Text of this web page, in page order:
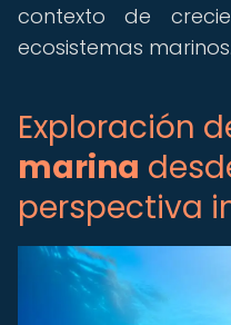
contexto de
ecosistemas marinos.
Exploración
marina
perspectiva